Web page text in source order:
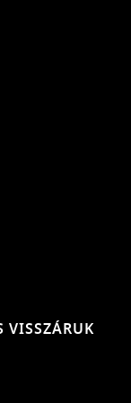
VISSZÁRUK